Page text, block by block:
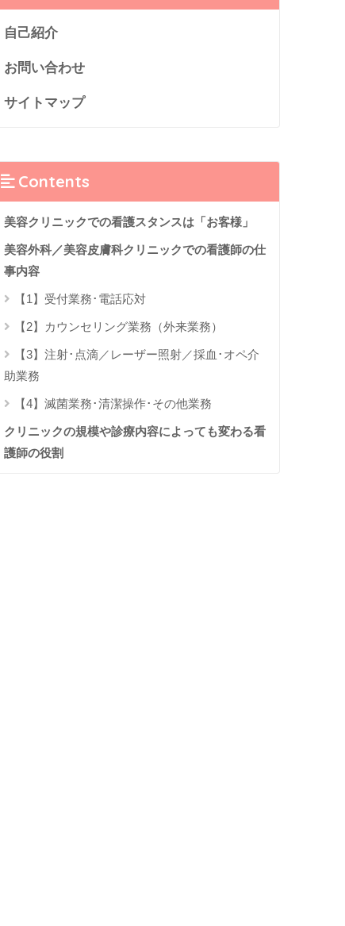
自己紹介
お問い合わせ
サイトマップ
Contents
美容クリニックでの看護スタンスは「お客様」
美容外科／美容皮膚科クリニックでの看護師の仕
事内容
【1】受付業務･電話応対
【2】カウンセリング業務（外来業務）
【3】注射･点滴／レーザー照射／採血･オペ介
助業務
【4】滅菌業務･清潔操作･その他業務
クリニックの規模や診療内容によっても変わる看
護師の役割